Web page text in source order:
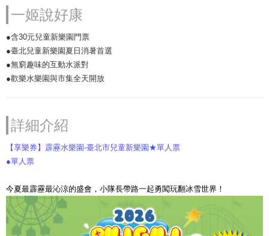
一姬說好康
●含30元兒童新樂園門票
●臺北兒童新樂園夏日消暑首選
●無窮趣味的互動水派對
●歡樂水樂園與市集全天開放
詳細介紹
【享樂券】霹靂水樂園-臺北市兒童新樂園★單人票
●單人票
今夏最霹靂最沁涼的盛會，小隊長帶路一起勇闖玩翻冰雪世界！